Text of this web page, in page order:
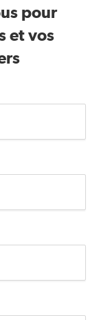
pour
et vos